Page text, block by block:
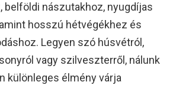
belföldi nászutakhoz, nyugdíjas
hosszú hétvégékhez és
Legyen szó húsvétról,
vagy szilveszterről, nálunk
különleges élmény várja